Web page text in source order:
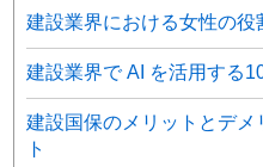
建設業界における女性の役
建設業界で AI を活用する
建設国保のメリットとデ
ト